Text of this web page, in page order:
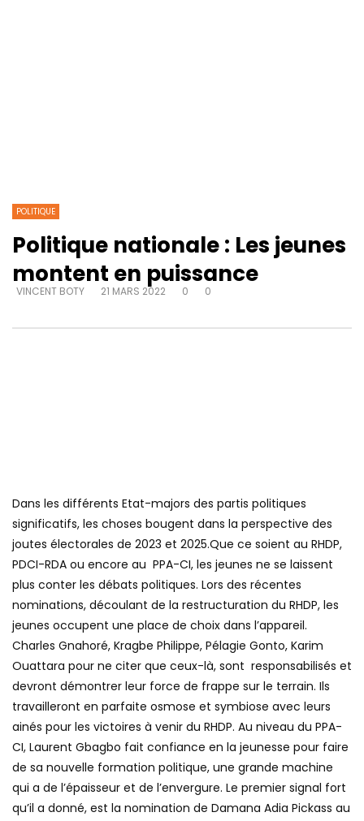
POLITIQUE
Politique nationale : Les jeunes
montent en puissance
VINCENT BOTY 21 MARS 2022 0 0
Dans les différents Etat-majors des partis politiques
significatifs, les choses bougent dans la perspective des
joutes électorales de 2023 et 2025.Que ce soient au RHDP,
PDCI-RDA ou encore au PPA-CI, les jeunes ne se laissent
plus conter les débats politiques. Lors des récentes
nominations, découlant de la restructuration du RHDP, les
jeunes occupent une place de choix dans l’appareil.
Charles Gnahoré, Kragbe Philippe, Pélagie Gonto, Karim
Ouattara pour ne citer que ceux-là, sont responsabilisés et
devront démontrer leur force de frappe sur le terrain. Ils
travailleront en parfaite osmose et symbiose avec leurs
ainés pour les victoires à venir du RHDP. Au niveau du PPA-
CI, Laurent Gbagbo fait confiance en la jeunesse pour faire
de sa nouvelle formation politique, une grande machine
qui a de l’épaisseur et de l’envergure. Le premier signal fort
qu’il a donné, est la nomination de Damana Adia Pickass au